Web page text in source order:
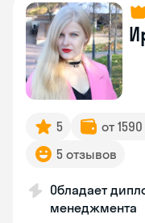
5 от
5 отзывов
Обладает
менеджмента